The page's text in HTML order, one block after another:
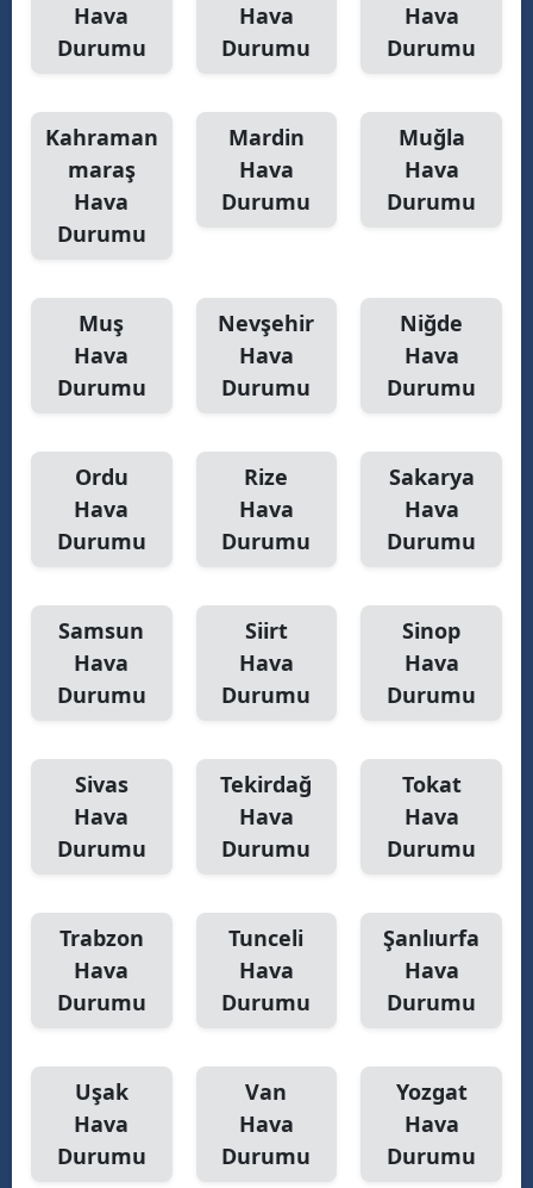
Hava
Durumu
Hava
Durumu
Hava
Durumu
Kahraman
maraş
Hava
Durumu
Mardin
Hava
Durumu
Muğla
Hava
Durumu
Muş
Hava
Durumu
Nevşehir
Hava
Durumu
Niğde
Hava
Durumu
Ordu
Hava
Durumu
Rize
Hava
Durumu
Sakarya
Hava
Durumu
Samsun
Hava
Durumu
Siirt
Hava
Durumu
Sinop
Hava
Durumu
Sivas
Hava
Durumu
Tekirdağ
Hava
Durumu
Tokat
Hava
Durumu
Trabzon
Hava
Durumu
Tunceli
Hava
Durumu
Şanlıurfa
Hava
Durumu
Uşak
Hava
Durumu
Van
Hava
Durumu
Yozgat
Hava
Durumu